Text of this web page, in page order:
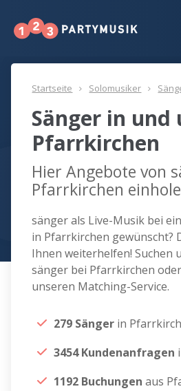
Startseite Solomusiker
Sänger in und
Pfarrkirchen
Hier Angebote von
Pfarrkirchen
sänger als Live-Musik bei
in Pfarrkirchen gewünscht?
Ihnen weiterhelfen! Suchen
sänger bei Pfarrkirchen
unseren Matching-Service.
279 Sänger in
3454 Kundenanfragen
1192 Buchungen aus